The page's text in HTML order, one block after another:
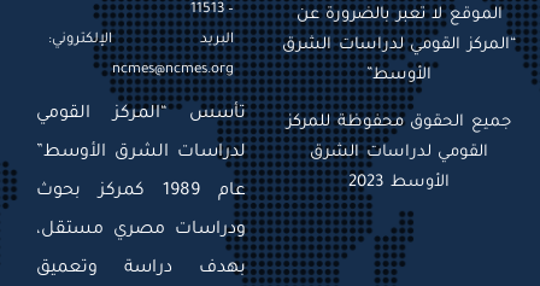
– 11513
البريد الإلكتروني:
ncmes@ncmes.org
تأسس “المركز القومي
لدراسات الشرق الأوسط”
عام 1989 كمركز بحوث
ودراسات مصري مستقل،
بهدف دراسة وتعميق
الموقع لا تعبر بالضرورة عن
“المركز القومي لدراسات الشرق
الأوسط”
جميع الحقوق محفوظة للمركز
القومي لدراسات الشرق
الأوسط 2023